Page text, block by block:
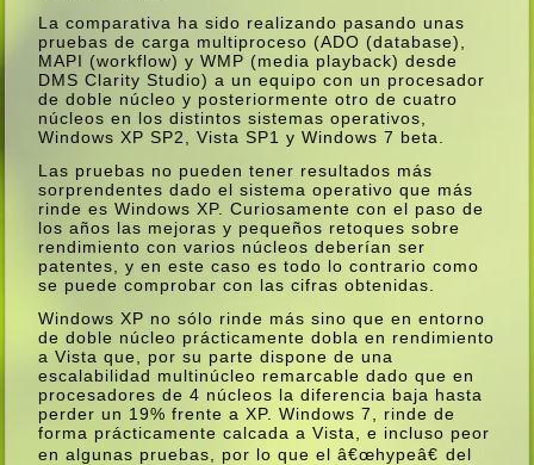
La comparativa ha sido realizando pasando unas
pruebas de carga multiproceso (ADO (database),
MAPI (workflow) y WMP (media playback) desde
DMS Clarity Studio) a un equipo con un procesador
de doble núcleo y posteriormente otro de cuatro
núcleos en los distintos sistemas operativos,
Windows XP SP2, Vista SP1 y Windows 7 beta.
Las pruebas no pueden tener resultados más
sorprendentes dado el sistema operativo que más
rinde es Windows XP. Curiosamente con el paso de
los años las mejoras y pequeños retoques sobre
rendimiento con varios núcleos deberí­an ser
patentes, y en este caso es todo lo contrario como
se puede comprobar con las cifras obtenidas.
Windows XP no sólo rinde más sino que en entorno
de doble núcleo prácticamente dobla en rendimiento
a Vista que, por su parte dispone de una
escalabilidad multinúcleo remarcable dado que en
procesadores de 4 núcleos la diferencia baja hasta
perder un 19% frente a XP. Windows 7, rinde de
forma prácticamente calcada a Vista, e incluso peor
en algunas pruebas, por lo que el â€œhypeâ€ del